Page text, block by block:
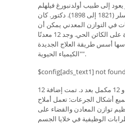
يعود إلى طبيب أولدنبورغ فيلهلم
هاينريش شوسلر (1821 إلى 1898). دكتور. كان Schüßler
في التوازن المعدني يمكن أن
يكون لها آثار مدمرة على الكائن الحي. وجد 12 معدنًا
أسس طريقة العلاج الجديدة
"الكيمياء الحيوية".
$config[ads_text1] not found
12 مرهم و 12 مكمل بعد د. تمت إضافة Schuesslers.
أشكال الجرعات: تعمل أملاح
توازن المعادن والقضاء على